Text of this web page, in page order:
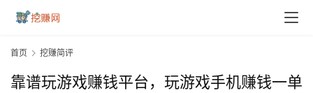
首页 挖赚简评
靠谱玩游戏赚钱平台，玩游戏手机赚钱一单